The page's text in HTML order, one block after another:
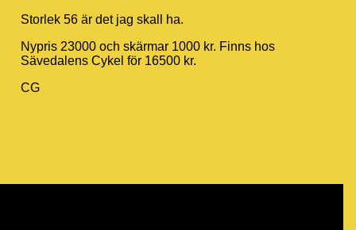
Storlek 56 är det jag skall ha.
Nypris 23000 och skärmar 1000 kr. Finns hos
Sävedalens Cykel för 16500 kr.
CG